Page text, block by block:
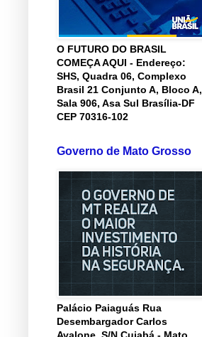
O FUTURO DO BRASIL
COMEÇA AQUI - Endereço:
SHS, Quadra 06, Complexo
Brasil 21 Conjunto A, Bloco A,
Sala 906, Asa Sul Brasília-DF
CEP 70316-102
Governo de Mato Grosso
Palácio Paiaguás Rua
Desembargador Carlos
Avalone, S/N Cuiabá - Mato